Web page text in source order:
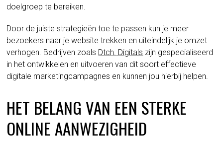
doelgroep te bereiken.
Door de juiste strategieën toe te passen kun je meer
bezoekers naar je website trekken en uiteindelijk je omzet
verhogen. Bedrijven zoals Dtch. Digitals zijn gespecialiseerd
in het ontwikkelen en uitvoeren van dit soort effectieve
digitale marketingcampagnes en kunnen jou hierbij helpen.
HET BELANG VAN EEN STERKE
ONLINE AANWEZIGHEID